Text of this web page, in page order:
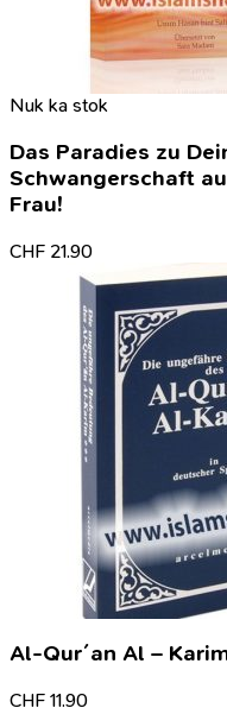
Nuk ka stok
Das Paradies zu
Schwangerschaft
Frau!
CHF 21.90
Al-Qur´an Al –
CHF 11.90